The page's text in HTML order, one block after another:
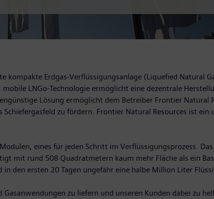
kompakte Erdgas-Verflüssigungsanlage (Liquefied Natural
LNGo-Technologie ermöglicht eine dezentrale
Lösung ermöglicht dem Betreiber Frontier Natural
Schiefergasfeld zu fördern. Frontier Natural Resources ist ein
eines für jeden Schritt im Verflüssigungsprozess.
mit rund 508 Quadratmetern kaum mehr Fläche als ein
den ersten 20 Tagen ungefähr eine halbe Million Liter
zu liefern und unseren Kunden dabei zu